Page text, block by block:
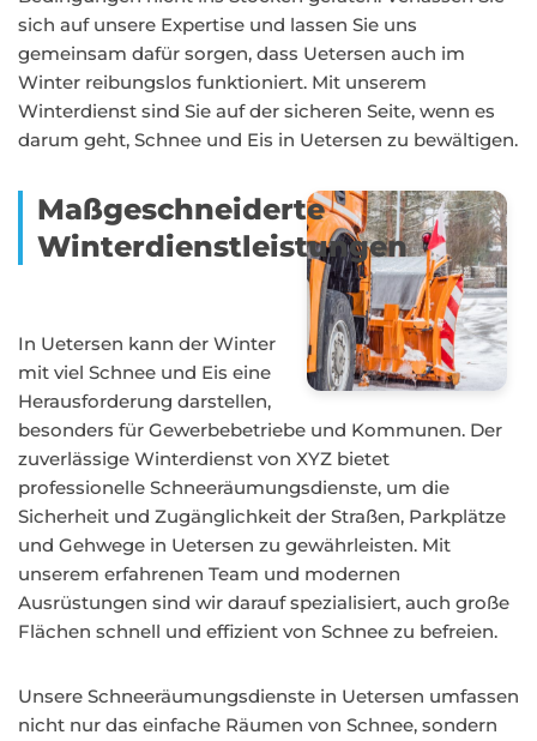
sich auf unsere Expertise und lassen Sie uns
gemeinsam dafür sorgen, dass Uetersen auch im
Winter reibungslos funktioniert. Mit unserem
Winterdienst sind Sie auf der sicheren Seite, wenn es
darum geht, Schnee und Eis in Uetersen zu bewältigen.
Maßgeschneiderte
Winterdienstleistungen
In Uetersen kann der Winter
mit viel Schnee und Eis eine
Herausforderung darstellen,
besonders für Gewerbebetriebe und Kommunen. Der
zuverlässige Winterdienst von XYZ bietet
professionelle Schneeräumungsdienste, um die
Sicherheit und Zugänglichkeit der Straßen, Parkplätze
und Gehwege in Uetersen zu gewährleisten. Mit
unserem erfahrenen Team und modernen
Ausrüstungen sind wir darauf spezialisiert, auch große
Flächen schnell und effizient von Schnee zu befreien.
Unsere Schneeräumungsdienste in Uetersen umfassen
nicht nur das einfache Räumen von Schnee, sondern